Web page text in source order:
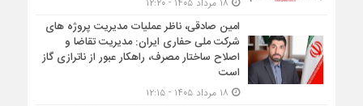
امین صادقی، ناظر عملیات مدیریت پروژه های
شرکت ملی حفاری ایران: مدیریت تقاضا و
اصلاح ساختار مصرف، راهکار عبور از ناترازی گاز
است